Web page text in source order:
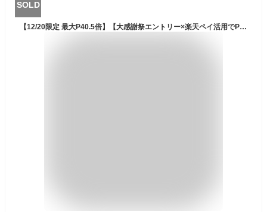
SOLD
【12/20限定 最大P40.5倍】【大感謝祭エントリー×楽天ペイ活用でP10倍】パスケース ELECTRIC エレクトリック PASS BAND スノーボード スノボ スキー リフト券ホルダー